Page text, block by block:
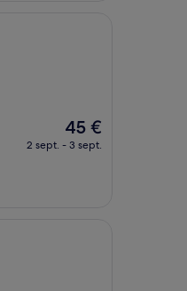
Le
nouveau
45 €
2 sept. - 3 sept.